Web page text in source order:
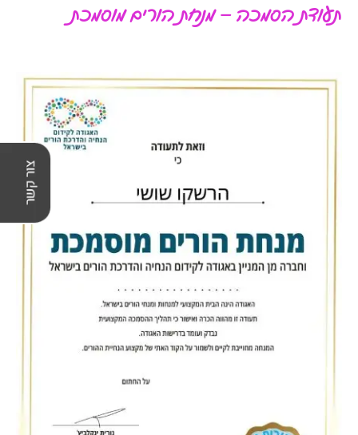
תעודת הסמכה – מנחת הורים מוסמכת